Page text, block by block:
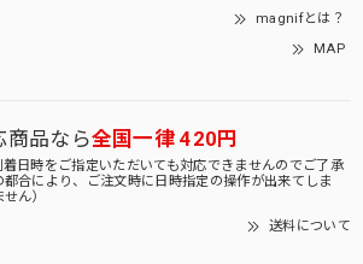
magnifとは？
MAP
商品なら全国一律 420円
日時をご指定いただいても対応できませんのでご了承
合により、ご注文時に日時指定の操作が出来てしま
ん）
送料について